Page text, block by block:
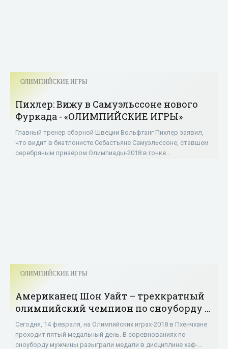
ОЛИМПИЙСКИЕ ИГРЫ
Пихлер: Вижу в Самуэльссоне нового
Фуркада - «ОЛИМПИЙСКИЕ ИГРЫ»
Главный тренер сборной Швеции Вольфганг Пихлер заявил,
что видит в биатлонисте Себастьяне Самуэльссоне, ставшем
серебряным призёром Олимпиады-2018 в гонке
ОЛИМПИЙСКИЕ ИГРЫ
Американец Шон Уайт – трехкратный
олимпийский чемпион по сноуборду -
«ОЛИМПИЙСКИЕ ИГРЫ»
Сегодня, 14 февраля, на Олимпийских играх-2018 в Пхенчхане
проходит пятый медальный день. В соревнованиях по
сноуборду мужчины разыграли медали в дисциплине хаф-